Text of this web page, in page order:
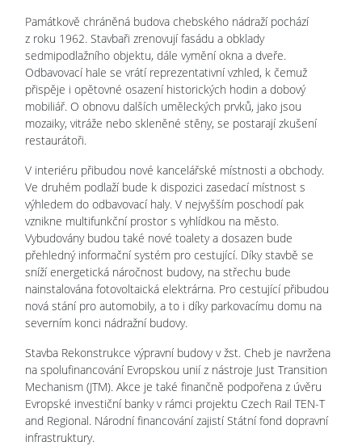
Památkově chráněná budova chebského nádraží pochází
z roku 1962. Stavbaři zrenovují fasádu a obklady
sedmipodlažního objektu, dále vymění okna a dveře.
Odbavovací hale se vrátí reprezentativní vzhled, k čemuž
přispěje i opětovné osazení historických hodin a dobový
mobiliář. O obnovu dalších uměleckých prvků, jako jsou
mozaiky, vitráže nebo skleněné stěny, se postarají zkušení
restaurátoři.
V interiéru přibudou nové kancelářské místnosti a obchody.
Ve druhém podlaží bude k dispozici zasedací místnost s
výhledem do odbavovací haly. V nejvyšším poschodí pak
vznikne multifunkční prostor s vyhlídkou na město.
Vybudovány budou také nové toalety a dosazen bude
přehledný informační systém pro cestující. Díky stavbě se
sníží energetická náročnost budovy, na střechu bude
nainstalována fotovoltaická elektrárna. Pro cestující přibudou
nová stání pro automobily, a to i díky parkovacímu domu na
severním konci nádražní budovy.
Stavba Rekonstrukce výpravní budovy v žst. Cheb je navržena
na spolufinancování Evropskou unií z nástroje Just Transition
Mechanism (JTM). Akce je také finančně podpořena z úvěru
Evropské investiční banky v rámci projektu Czech Rail TEN-T
and Regional. Národní financování zajistí Státní fond dopravní
infrastruktury.